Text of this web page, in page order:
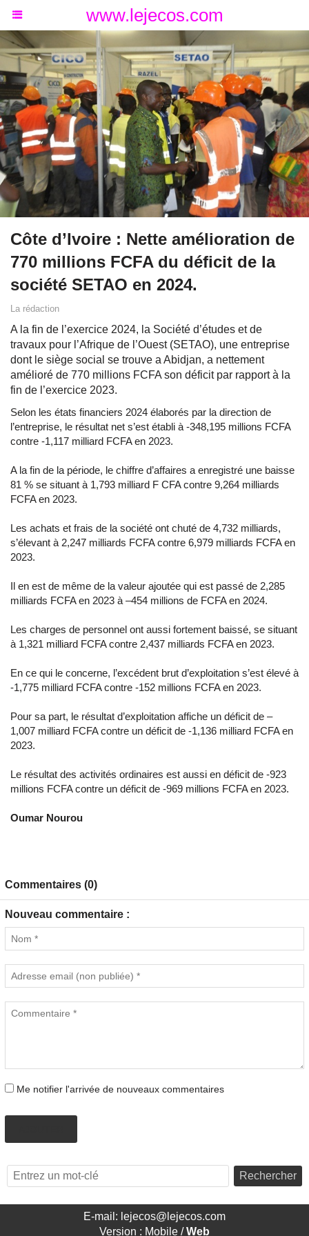
www.lejecos.com
Côte d’Ivoire : Nette amélioration de
770 millions FCFA du déficit de la
société SETAO en 2024.
La rédaction
A la fin de l’exercice 2024, la Société d’études et de
travaux pour l’Afrique de l’Ouest (SETAO), une entreprise
dont le siège social se trouve a Abidjan, a nettement
amélioré de 770 millions FCFA son déficit par rapport à la
fin de l’exercice 2023.
Selon les états financiers 2024 élaborés par la direction de
l’entreprise, le résultat net s’est établi à -348,195 millions FCFA
contre -1,117 milliard FCFA en 2023.
A la fin de la période, le chiffre d’affaires a enregistré une baisse
81 % se situant à 1,793 milliard F CFA contre 9,264 milliards
FCFA en 2023.
Les achats et frais de la société ont chuté de 4,732 milliards,
s’élevant à 2,247 milliards FCFA contre 6,979 milliards FCFA en
2023.
Il en est de même de la valeur ajoutée qui est passé de 2,285
milliards FCFA en 2023 à –454 millions de FCFA en 2024.
Les charges de personnel ont aussi fortement baissé, se situant
à 1,321 milliard FCFA contre 2,437 milliards FCFA en 2023.
En ce qui le concerne, l’excédent brut d’exploitation s’est élevé à
-1,775 milliard FCFA contre -152 millions FCFA en 2023.
Pour sa part, le résultat d’exploitation affiche un déficit de –
1,007 milliard FCFA contre un déficit de -1,136 milliard FCFA en
2023.
Le résultat des activités ordinaires est aussi en déficit de -923
millions FCFA contre un déficit de -969 millions FCFA en 2023.
Oumar Nourou
Commentaires (0)
Nouveau commentaire :
Me notifier l'arrivée de nouveaux commentaires
Rechercher
E-mail: lejecos@lejecos.com
Version : Mobile /Web